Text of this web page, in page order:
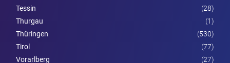
Tessin
(28)
Thurgau
(1)
Thüringen
(530)
Tirol
(77)
Vorarl­berg
(27)